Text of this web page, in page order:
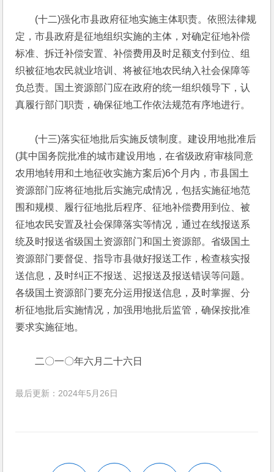
(十二)强化市县政府征地实施主体职责。依照法律规
定，市县政府是征地组织实施的主体，对确定征地补偿
标准、拆迁补偿安置、补偿费用及时足额支付到位、组
织被征地农民就业培训、将被征地农民纳入社会保障等
负总责。国土资源部门应在政府的统一组织领导下，认
真履行部门职责，确保征地工作依法规范有序地进行。
(十三)落实征地批后实施反馈制度。建设用地批准后
(其中国务院批准的城市建设用地，在省级政府审核同意
农用地转用和土地征收实施方案后)6个月内，市县国土
资源部门应将征地批后实施完成情况，包括实施征地范
围和规模、履行征地批后程序、征地补偿费用到位、被
征地农民安置及社会保障落实等情况，通过在线报送系
统及时报送省级国土资源部门和国土资源部。省级国土
资源部门要督促、指导市县做好报送工作，检查核实报
送信息，及时纠正不报送、迟报送及报送错误等问题。
各级国土资源部门要充分运用报送信息，及时掌握、分
析征地批后实施情况，加强用地批后监管，确保按批准
要求实施征地。
二〇一〇年六月二十六日
最后更新：2024年5月26日